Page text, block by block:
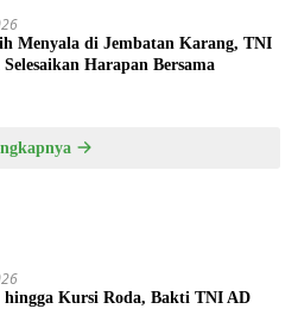
Menyala di Jembatan Karang, TNI
Harapan Bersama
hingga Kursi Roda, Bakti TNI AD